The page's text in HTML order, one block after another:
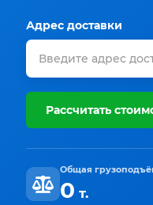
Адрес доставки
Рассчитать
Общая
0 т.